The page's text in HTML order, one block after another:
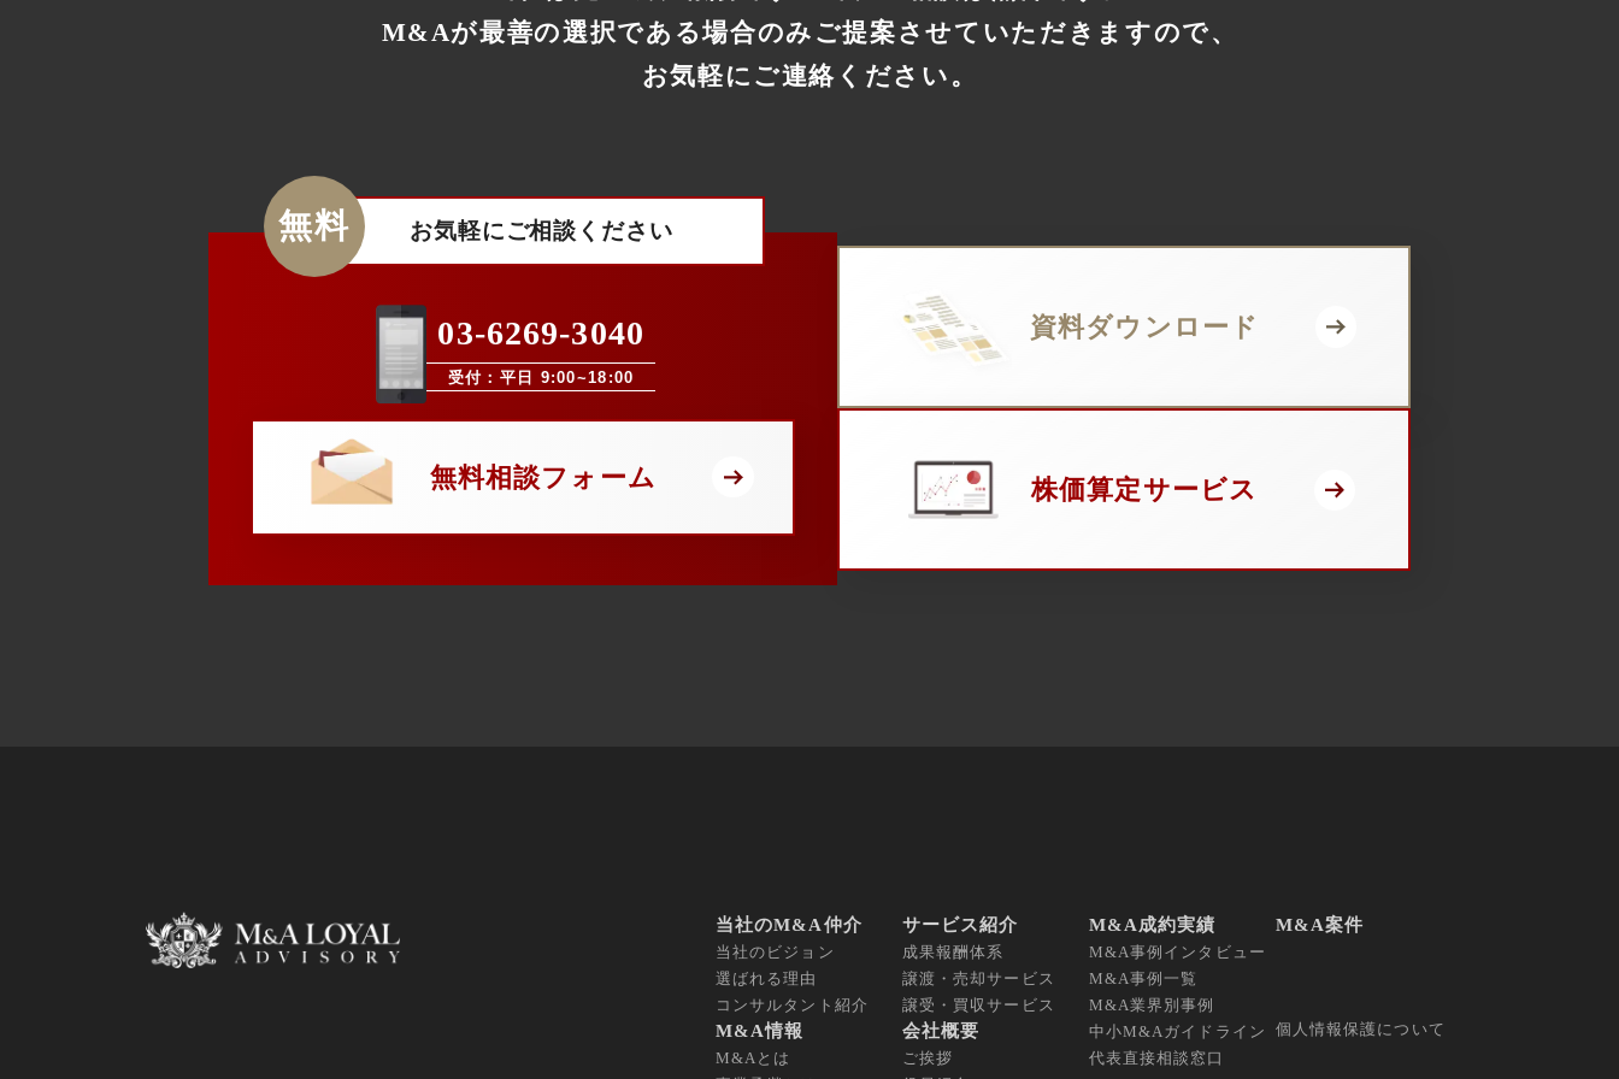
M&Aが最善の選択である場合のみ ご提案させていただきますので、
お気軽にご連絡ください。
無料 お気軽にご相談ください
03-6269-3040
受付：平日 9:00~18:00
無料相談フォーム
資料ダウンロード
株価算定サービス
当社のM&A仲介
当社のビジョン
選ばれる理由
コンサルタント紹介
サービス紹介
成果報酬体系
譲渡・売却サービス
譲受・買収サービス
M&A成約実績
M&A事例インタビュー
M&A事例一覧
M&A業界別事例
M&A案件
M&A情報
M&Aとは
会社概要
ご挨拶
中小M&Aガイドライン
代表直接相談窓口
個人情報保護について